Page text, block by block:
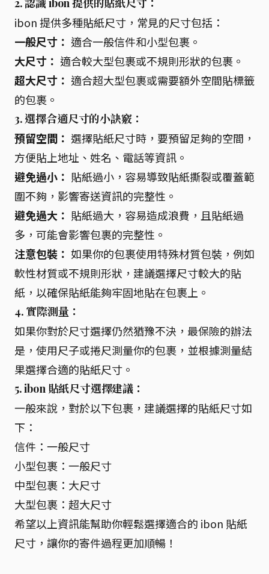
2. 認識 ibon 提供的貼紙尺寸：
ibon 提供多種貼紙尺寸，常見的尺寸包括：
一般尺寸： 適合一般信件和小型包裹。
大尺寸： 適合較大型包裹或不規則形狀的包裹。
超大尺寸： 適合超大型包裹或需要額外空間貼標籤
的包裹。
3. 選擇合適尺寸的小訣竅：
預留空間： 選擇貼紙尺寸時，要預留足夠的空間，
方便貼上地址、姓名、電話等資訊。
避免過小： 貼紙過小，容易導致貼紙撕裂或覆蓋範
圍不夠，影響寄送資訊的完整性。
避免過大： 貼紙過大，容易造成浪費，且貼紙過
多，可能會影響包裹的完整性。
注意包裝： 如果你的包裹使用特殊材質包裝，例如
軟性材質或不規則形狀，建議選擇尺寸較大的貼
紙，以確保貼紙能夠牢固地貼在包裹上。
4. 實際測量：
如果你對於尺寸選擇仍然猶豫不決，最保險的辦法
是，使用尺子或捲尺測量你的包裹，並根據測量結
果選擇合適的貼紙尺寸。
5. ibon 貼紙尺寸選擇建議：
一般來說，對於以下包裹，建議選擇的貼紙尺寸如
下：
信件：一般尺寸
小型包裹：一般尺寸
中型包裹：大尺寸
大型包裹：超大尺寸
希望以上資訊能幫助你輕鬆選擇適合的 ibon 貼紙
尺寸，讓你的寄件過程更加順暢！